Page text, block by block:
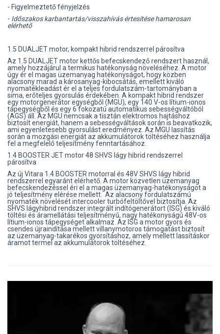
- Figyelmeztető fényjelzés
- Időszakos karbantartás/visszahívás értesítése hamarosan
elérhető
1.5 DUALJET motor, kompakt hibrid rendszerrel párosítva
Az 1.5 DUALJET motor kettős befecskendező rendszert használ,
amely hozzájárul a termikus hatékonyság növeléséhez. A motor
úgy ér el magas üzemanyag hatékonyságot, hogy közben
alacsony marad a károsanyag-kibocsátás, emellett kiváló
nyomatékleadást ér el a teljes fordulatszám-tartományban a
sima, erőteljes gyorsulás érdekében. A kompakt hibrid rendszer
egy motorgenerátor egységből (MGU), egy 140 V-os lítium-ionos
tápegységből és egy 6 fokozatú automatikus sebességváltóból
(AGS) áll. Az MGU nemcsak a tisztán elektromos hajtáshoz
biztosít energiát, hanem a sebességváltások során is beavatkozik,
ami egyenletesebb gyorsulást eredményez. Az MGU lassítás
során a mozgási energiát az akkumulátorok töltéséhez használja
fel a megfelelő teljesítmény fenntartásához.
1.4 BOOSTER JET motor 48 SHVS lágy hibrid rendszerrel
párosítva
Az új Vitara 1.4 BOOSTER motorral és 48V SHVS lágy hibrid
rendszerrel egyaránt elérhető. A motor közvetlen üzemanyag
befecskendezéssel éri el a magas üzemanyag-hatékonyságot a
jó teljesítmény elérése mellett. Az alacsony fordulatszámú
nyomaték növelését intercooler turbófeltöltővel biztosítja. Az
SHVS lágyhibrid rendszer integrált indítógenerátort (ISG) és kiváló
töltési és áramellátási teljesítményű, nagy hatékonyságú 48V-os
lítium-ionos tápegységet alkalmaz. Az ISG a motor gyors és
csendes újraindítása mellett villanymotoros támogatást biztosít
az üzemanyag-takarékos gyorsításhoz, amely mellett lassításkor
áramot termel az akkumulátorok töltéséhez.